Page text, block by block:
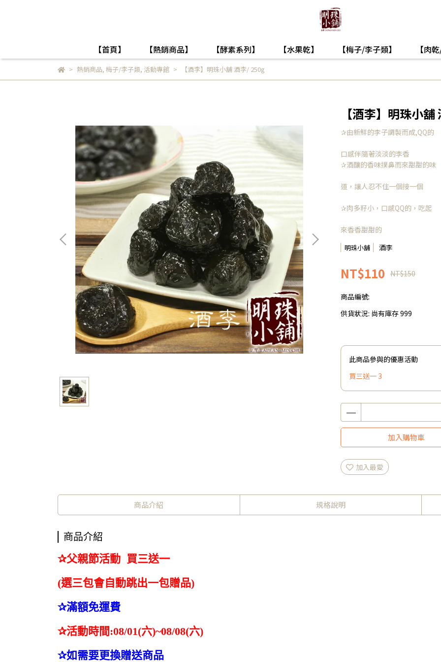
【首頁】 【熱銷商品】 【酵素系列】 【水果乾】 【梅子/李子類】 【肉
熱銷商品, 梅子/李子類, 活動專館 【酒李】明珠小舖 酒李/ 250g
【酒李】明珠小
✰由新鮮的李子調製而成,QQ的
口感伴隨著淡淡的李香
✰酒釀的香味撲鼻而來甜甜的味
道，讓人忍不住一個接一個
✰肉多籽小，口感QQ的，吃起
來香香甜甜的
明珠小舖 酒李
NT$110 NT$150
商品編號:
供貨狀況: 尚有庫存 999
此商品參與的優惠活動
買三送一 3
加入購物車
加入最愛
商品介紹 規格說明
商品介紹
✰父親節活動 買三送一
(選三包會自動跳出一包贈品)
✰滿額免運費
✰活動時間:08/01(六)~08/08(六)
✰如需要更換贈送商品